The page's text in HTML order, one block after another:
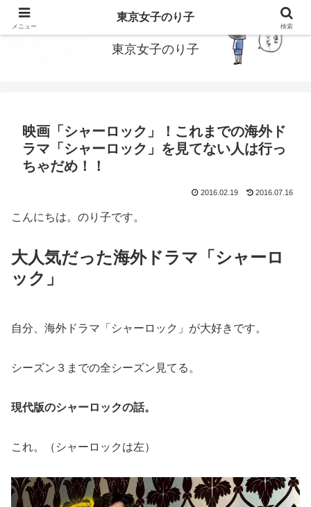
東京で働いてる女子のり子のブログです
東京女子のり子
映画「シャーロック」！これまでの海外ド
ラマ「シャーロック」を見てない人は行っ
ちゃだめ！！
2016.02.19 2016.07.16
こんにちは。のり子です。
大人気だった海外ドラマ「シャーロ
ック」
自分、海外ドラマ「シャーロック」が大好きです。
シーズン３までの全シーズン見てる。
現代版のシャーロックの話。
これ。（シャーロックは左）
メニュー
東京女子のり子
検索